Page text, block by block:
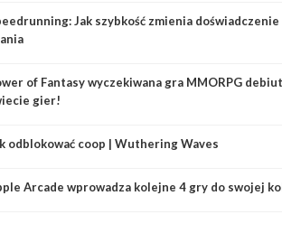
of Might and
3
Tom Clancy's Ghost
Jak szybkość zmienia doświadczenie
of Fantasy wyczekiwana gra MMORPG
gier!
odblokować coop | Wuthering Waves
Arcade wprowadza kolejne 4 gry do swojej